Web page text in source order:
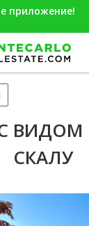
приложение!
СКАЛУ